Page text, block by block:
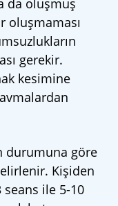
da oluşmuş
oluşmaması
gerekir.
kesimine
durumuna göre
Kişiden
ile 5-10